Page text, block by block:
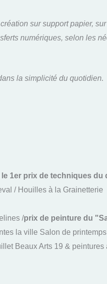
sur support papier,
numériques, selon les
la simplicité du quotidien.
1er prix de techniques du
/ Houilles à la Grainetterie
/prix de peinture du
la ville Salon de
Beaux Arts 19 &